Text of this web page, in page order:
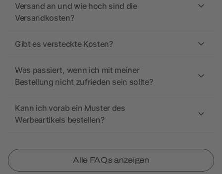
Versand an und wie hoch sind die
Versandkosten?
Gibt es versteckte Kosten?
Was passiert, wenn ich mit meiner
Bestellung nicht zufrieden sein sollte?
Kann ich vorab ein Muster des
Werbeartikels bestellen?
Alle FAQs anzeigen